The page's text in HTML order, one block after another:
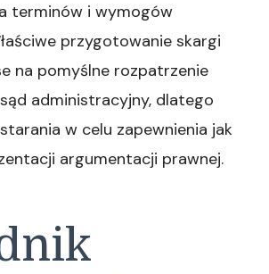
terminów i wymogów
przygotowanie skargi
na pomyślne rozpatrzenie
administracyjny, dlatego
w celu zapewnienia jak
argumentacji prawnej.